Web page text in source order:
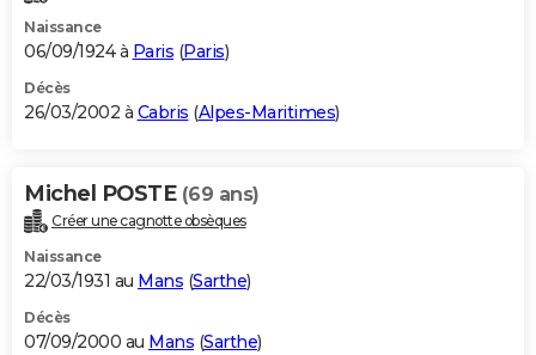
Naissance
06/09/1924 à Paris (Paris)
Décès
26/03/2002 à Cabris (Alpes-Maritimes)
Michel POSTE (69 ans)
Créer une cagnotte obsèques
Naissance
22/03/1931 au Mans (Sarthe)
Décès
07/09/2000 au Mans (Sarthe)